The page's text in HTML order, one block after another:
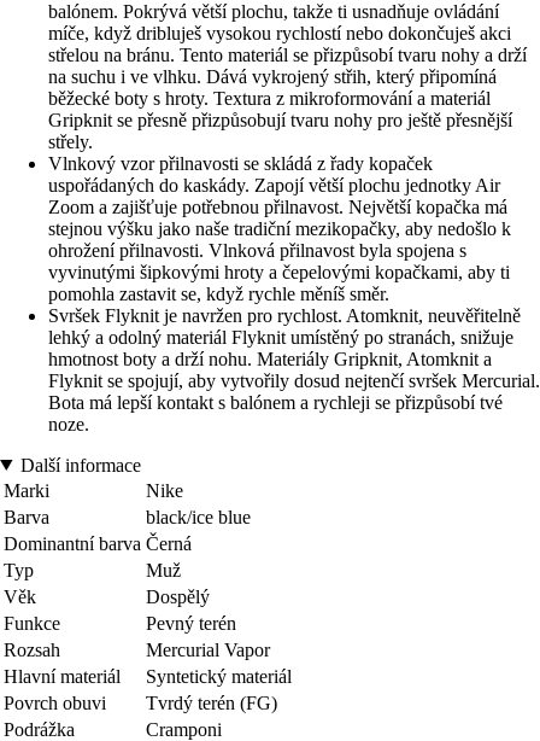
balónem. Pokrývá větší plochu, takže ti usnadňuje ovládání
míče, když dribluješ vysokou rychlostí nebo dokončuješ akci
střelou na bránu. Tento materiál se přizpůsobí tvaru nohy a drží
na suchu i ve vlhku. Dává vykrojený střih, který připomíná
běžecké boty s hroty. Textura z mikroformování a materiál
Gripknit se přesně přizpůsobují tvaru nohy pro ještě přesnější
střely.
Vlnkový vzor přilnavosti se skládá z řady kopaček
uspořádaných do kaskády. Zapojí větší plochu jednotky Air
Zoom a zajišťuje potřebnou přilnavost. Největší kopačka má
stejnou výšku jako naše tradiční mezikopačky, aby nedošlo k
ohrožení přilnavosti. Vlnková přilnavost byla spojena s
vyvinutými šipkovými hroty a čepelovými kopačkami, aby ti
pomohla zastavit se, když rychle měníš směr.
Svršek Flyknit je navržen pro rychlost. Atomknit, neuvěřitelně
lehký a odolný materiál Flyknit umístěný po stranách, snižuje
hmotnost boty a drží nohu. Materiály Gripknit, Atomknit a
Flyknit se spojují, aby vytvořily dosud nejtenčí svršek Mercurial.
Bota má lepší kontakt s balónem a rychleji se přizpůsobí tvé
noze.
Další informace
Marki
Nike
Barva
black/ice blue
Dominantní barva Černá
Typ
Muž
Věk
Dospělý
Funkce
Pevný terén
Rozsah
Mercurial Vapor
Hlavní materiál
Syntetický materiál
Povrch obuvi
Tvrdý terén (FG)
Podrážka
Cramponi